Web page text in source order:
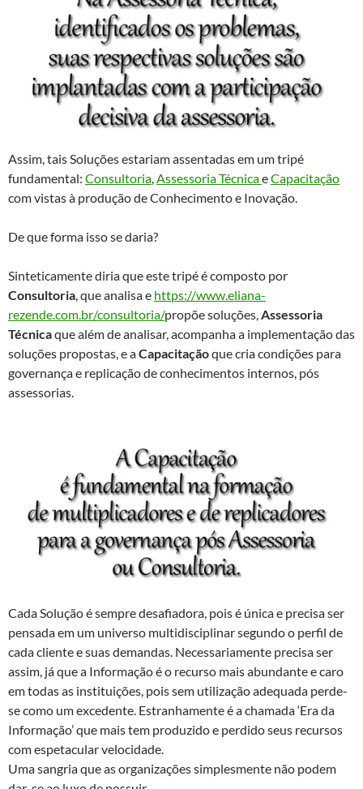
Assim, tais Soluções estariam assentadas em um tripé
fundamental: Consultoria,Assessoria TécnicaeCapacitação
com vistas à produção de Conhecimento e Inovação.
De que forma isso se daria?
Sinteticamente diria que este tripé é composto por
Consultoria, que analisa e https://www.eliana-
rezende.com.br/consultoria/propõe soluções,Assessoria
Técnicaque além de analisar, acompanha a implementação das
soluções propostas, e aCapacitaçãoque cria condições para
governança e replicação de conhecimentos internos, pós
assessorias.
Cada Solução é sempre desafiadora, pois é única e precisa ser
pensada em um universo multidisciplinar segundo o perfil de
cada cliente e suas demandas. Necessariamente precisa ser
assim, já que a Informação é o recurso mais abundante e caro
em todas as instituições, pois sem utilização adequada perde-
se como um excedente. Estranhamente é a chamada ‘Era da
Informação’ que mais tem produzido e perdido seus recursos
com espetacular velocidade.
Uma sangria que as organizações simplesmente não podem